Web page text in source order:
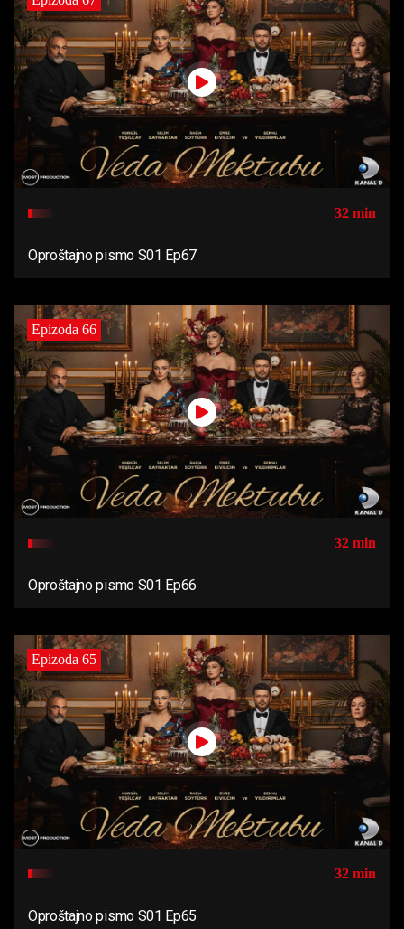
32 min
Oproštajno pismo S01 Ep67
Epizoda 66
32 min
Oproštajno pismo S01 Ep66
Epizoda 65
32 min
Oproštajno pismo S01 Ep65